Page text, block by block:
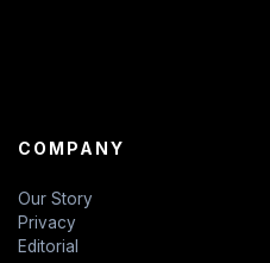
COMPANY
Our Story
Privacy
Editorial